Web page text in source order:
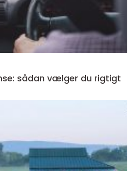
sådan vælger du rigtigt